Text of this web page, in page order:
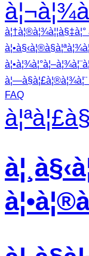
à¦†à¦®à¦¾à¦¦à§‡à¦°
à¦—à§à¦£à¦®à¦¾à¦¨
FAQ